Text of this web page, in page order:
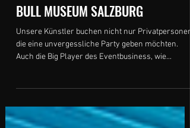
LED-SAMBA SHOW BUCHEN: RED-
BULL MUSEUM SALZBURG
Unsere Künstler buchen nicht nur Privatpersonen,
Auch die Big Player des Eventbusiness, wie...